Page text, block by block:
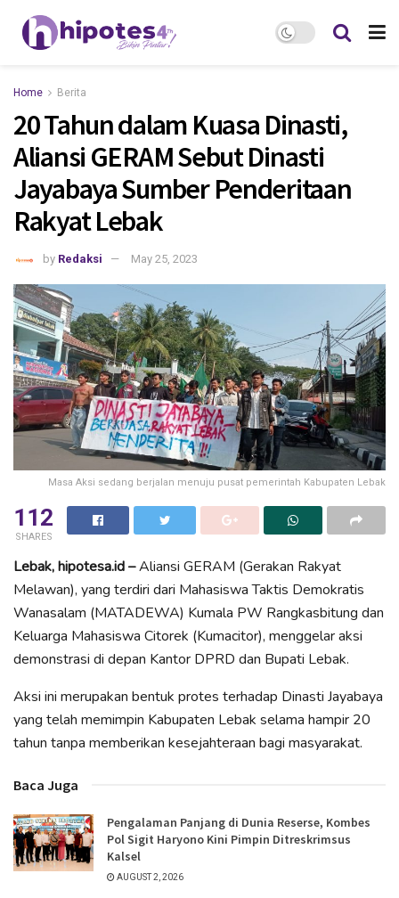
Home Berita
20 Tahun dalam Kuasa Dinasti,
Aliansi GERAM Sebut Dinasti
Jayabaya Sumber Penderitaan
Rakyat Lebak
by Redaksi May 25, 2023
Masa Aksi sedang berjalan menuju pusat pemerintah Kabupaten Lebak
112
SHARES
Lebak, hipotesa.id –Aliansi GERAM (Gerakan Rakyat
Melawan), yang terdiri dari Mahasiswa Taktis Demokratis
Wanasalam (MATADEWA) Kumala PW Rangkasbitung dan
Keluarga Mahasiswa Citorek (Kumacitor), menggelar aksi
demonstrasi di depan Kantor DPRD dan Bupati Lebak.
Aksi ini merupakan bentuk protes terhadap Dinasti Jayabaya
yang telah memimpin Kabupaten Lebak selama hampir 20
tahun tanpa memberikan kesejahteraan bagi masyarakat.
Baca Juga
Pengalaman Panjang di Dunia Reserse, Kombes
Pol Sigit Haryono Kini Pimpin Ditreskrimsus
Kalsel
AUGUST 2, 2026